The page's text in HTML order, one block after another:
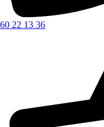
60 22 13 36